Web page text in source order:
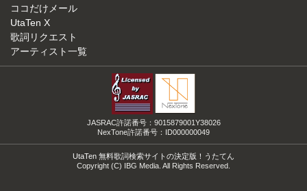
ココだけメール
UtaTen X
歌詞リクエスト
アーティスト一覧
JASRAC許諾番号：9015879001Y38026
NexTone許諾番号：ID000000049
UtaTen 無料歌詞検索サイトの決定版！うたてん
Copyright (C) IBG Media. All Rights Reserved.